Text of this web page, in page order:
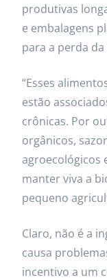
produtivas
e embalagens
para a perda
“Esses
estão
crônicas. Por
orgânicos,
agroecológicos
manter viva a
pequeno
Claro, não é a
causa
incentivo a um